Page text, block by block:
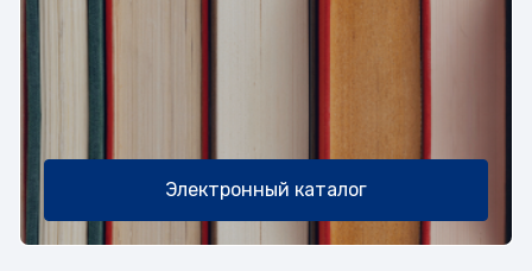
Электронный каталог